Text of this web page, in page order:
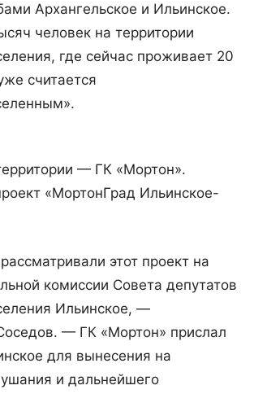
Архангельское и Ильинское.
человек на территории
где сейчас проживает 20
считается
— ГК «Мортон».
«МортонГрад Ильинское-
этот проект на
комиссии Совета депутатов
Ильинское, —
— ГК «Мортон» прислал
для вынесения на
и дальнейшего